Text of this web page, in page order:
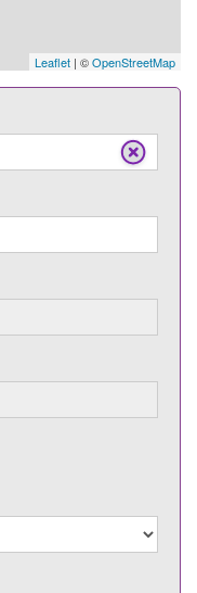
Leaflet | ©OpenStreetMap